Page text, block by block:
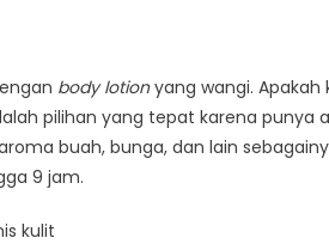
body lotionyang wangi.
pilihan yang tepat karena punya
buah, bunga, dan lain
9 jam.
kulit